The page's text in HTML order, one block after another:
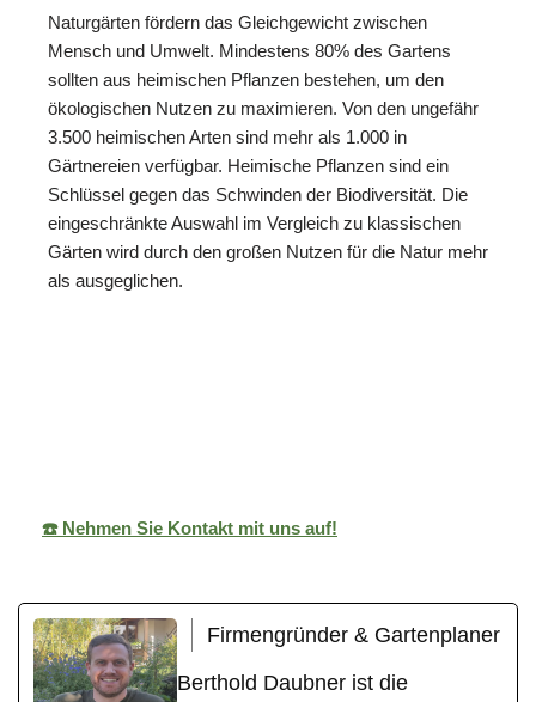
Naturgärten fördern das Gleichgewicht zwischen
Mensch und Umwelt. Mindestens 80% des Gartens
sollten aus heimischen Pflanzen bestehen, um den
ökologischen Nutzen zu maximieren. Von den ungefähr
3.500 heimischen Arten sind mehr als 1.000 in
Gärtnereien verfügbar. Heimische Pflanzen sind ein
Schlüssel gegen das Schwinden der Biodiversität. Die
eingeschränkte Auswahl im Vergleich zu klassischen
Gärten wird durch den großen Nutzen für die Natur mehr
als ausgeglichen.
☎️ Nehmen Sie Kontakt mit uns auf!
Firmengründer & Gartenplaner
Berthold Daubner ist die